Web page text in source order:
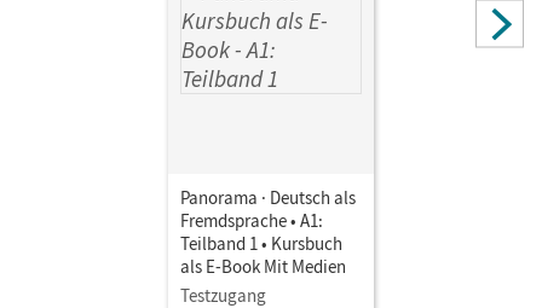
Panorama · Deutsch als
Fremdsprache • A1:
Teilband 1 • Kursbuch
als E-Book Mit Medien
Testzugang